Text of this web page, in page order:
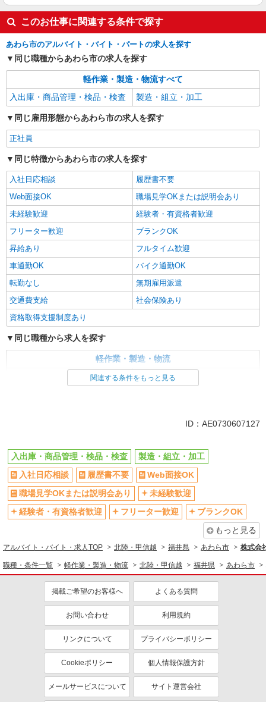
このお仕事に関連する条件で探す
あわら市のアルバイト・バイト・パートの求人を探す
同じ職種からあわら市の求人を探す
軽作業・製造・物流すべて
入出庫・商品管理・検品・検査
製造・組立・加工
同じ雇用形態からあわら市の求人を探す
正社員
同じ特徴からあわら市の求人を探す
入社日応相談
履歴書不要
Web面接OK
職場見学OKまたは説明会あり
未経験歓迎
経験者・有資格者歓迎
フリーター歓迎
ブランクOK
昇給あり
フルタイム歓迎
車通勤OK
バイク通勤OK
転勤なし
無期雇用派遣
交通費支給
社会保険あり
資格取得支援制度あり
同じ職種から求人を探す
軽作業・製造・物流
入出庫・商品管理・検品・検査
製造・組立・加工
関連する条件をもっと見る
ID：AE0730607127
入出庫・商品管理・検品・検査
製造・組立・加工
入社日応相談
履歴書不要
Web面接OK
職場見学OKまたは説明会あり
未経験歓迎
経験者・有資格者歓迎
フリーター歓迎
ブランクOK
もっと見る
アルバイト・バイト・求人TOP 北陸・甲信越 福井県 あわら市 株式会
職種・条件一覧 軽作業・製造・物流 北陸・甲信越 福井県 あわら市
掲載ご希望のお客様へ よくある質問
お問い合わせ 利用規約
リンクについて プライバシーポリシー
Cookieポリシー 個人情報保護方針
メールサービスについて サイト運営会社